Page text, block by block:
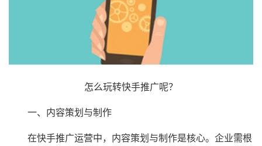
怎么玩转快手推广呢？
一、内容策划与制作
在快手推广运营中，内容策划与制作是核心。企业需根